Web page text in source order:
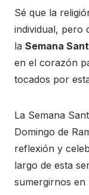
Sé que la
individual, pero
la Semana
en el corazón
tocados por
La Semana
Domingo de
reflexión y
largo de esta
sumergirnos en